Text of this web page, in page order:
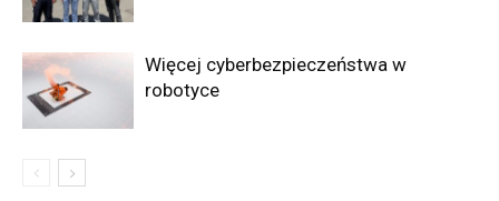
Więcej cyberbezpieczeństwa w
robotyce